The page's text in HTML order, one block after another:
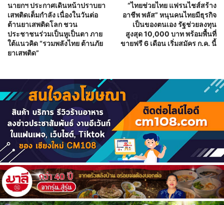
นายกฯ ประกาศเดินหน้าปราบยา
เสพติดเต็มกำลัง เนื่องในวันต่อ
ต้านยาเสพติดโลก ชวน
ประชาชนร่วมเป็นหูเป็นตา ภาย
ใต้แนวคิด “รวมพลังไทย ต้านภัย
ยาเสพติด”
“ไทยช่วยไทย แฟรนไชส์สร้าง
อาชีพ พลัส” หนุนคนไทยมีธุรกิจ
เป็นของตนเอง รัฐช่วยลงทุน
สูงสุด 10,000 บาท พร้อมพื้นที่
ขายฟรี 6 เดือน เริ่มสมัคร ก.ค. นี้